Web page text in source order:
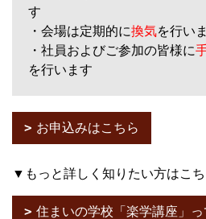
す
・会場は定期的に換気を行い
・社員およびご参加の皆様に
を行います
お申込みはこちら
▼もっと詳しく知りたい方はこち
住まいの学校「楽学講座」っ